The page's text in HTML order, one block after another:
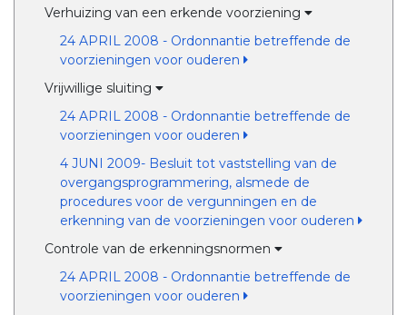
Verhuizing van een erkende voorziening
24 APRIL 2008 - Ordonnantie betreffende de
voorzieningen voor ouderen
Vrijwillige sluiting
24 APRIL 2008 - Ordonnantie betreffende de
voorzieningen voor ouderen
4 JUNI 2009- Besluit tot vaststelling van de
overgangsprogrammering, alsmede de
procedures voor de vergunningen en de
erkenning van de voorzieningen voor ouderen
Controle van de erkenningsnormen
24 APRIL 2008 - Ordonnantie betreffende de
voorzieningen voor ouderen